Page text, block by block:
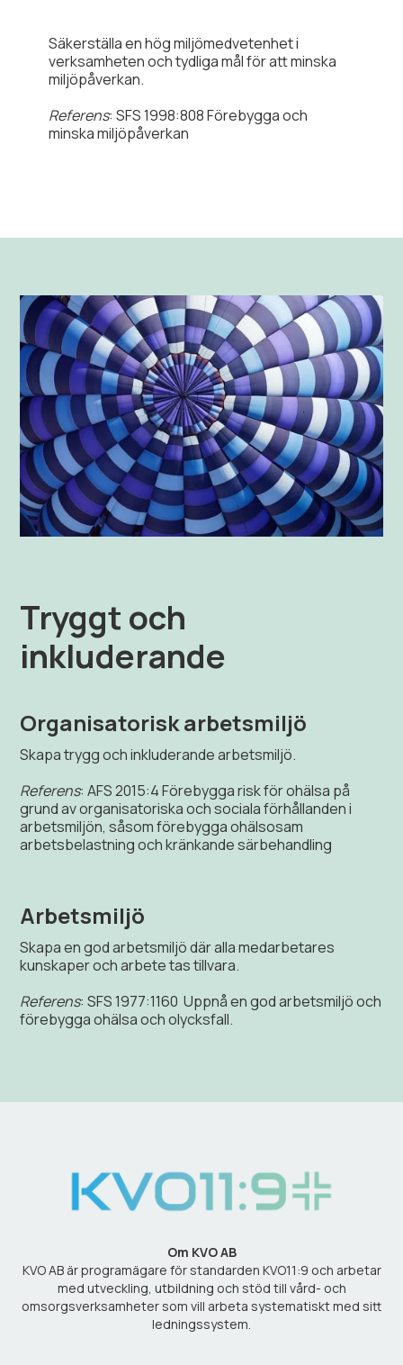
Säkerställa en hög miljömedvetenhet i
verksamheten och tydliga mål för att minska
miljöpåverkan.
Referens: SFS 1998:808 Förebygga och
minska miljöpåverkan
Tryggt och
inkluderande
Organisatorisk arbetsmiljö
Skapa trygg och inkluderande arbetsmiljö.
Referens: AFS 2015:4 Förebygga risk för ohälsa på
grund av organisatoriska och sociala förhållanden i
arbetsmiljön, såsom förebygga ohälsosam
arbetsbelastning och kränkande särbehandling
Arbetsmiljö
Skapa en god arbetsmiljö där alla medarbetares
kunskaper och arbete tas tillvara.
Referens: SFS 1977:1160 Uppnå en god arbetsmiljö och
förebygga ohälsa och olycksfall.
Om KVO AB
KVO AB är programägare för standarden KVO11:9 och arbetar
med utveckling, utbildning och stöd till vård- och
omsorgsverksamheter som vill arbeta systematiskt med sitt
ledningssystem.